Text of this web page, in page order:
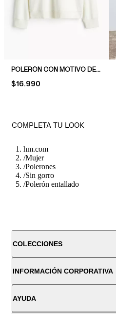
POLERÓN CON MOTIVO DE TEXTO
PRICE:
$16.990
COMPLETA TU LOOK
hm.com
/Mujer
/Polerones
/Sin gorro
/Polerón entallado
COLECCIONES
INFORMACIÓN CORPORATIVA
AYUDA